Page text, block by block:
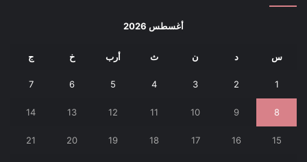
أغسطس 2026
س د ن ث أرب خ ج
1
2
3
4
5
6
7
8
9
10
11
12
13
14
15
16
17
18
19
20
21